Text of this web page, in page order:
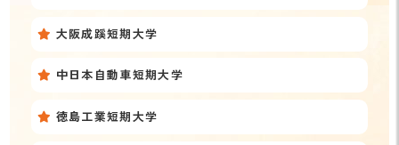
大阪成蹊短期大学
中日本自動車短期大学
徳島工業短期大学